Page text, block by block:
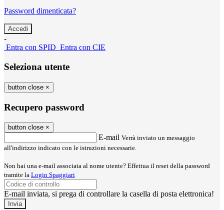
Password dimenticata?
-
Entra con SPID Entra con CIE
Seleziona utente
button close ×
Recupero password
button close ×
E-mail Verrà inviato un messaggio
all'indirizzo indicato con le istruzioni necessarie.
Non hai una e-mail associata al nome utente? Effettua il reset della password
tramite la Login Spaggiari
E-mail inviata, si prega di controllare la casella di posta elettronica!